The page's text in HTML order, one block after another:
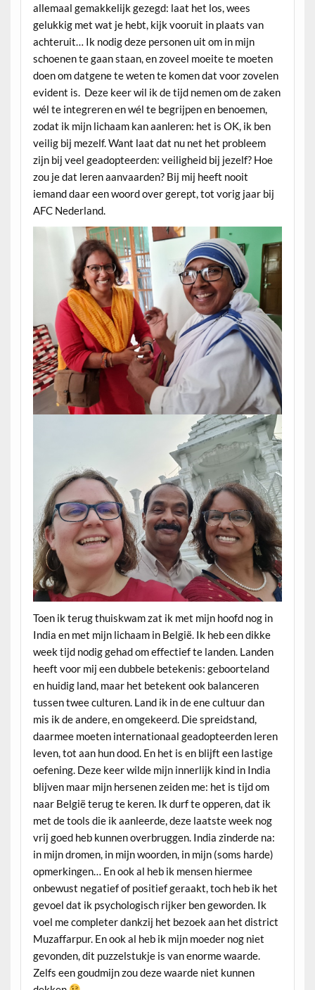
allemaal gemakkelijk gezegd: laat het los, wees
gelukkig met wat je hebt, kijk vooruit in plaats van
achteruit… Ik nodig deze personen uit om in mijn
schoenen te gaan staan, en zoveel moeite te moeten
doen om datgene te weten te komen dat voor zovelen
evident is. Deze keer wil ik de tijd nemen om de zaken
wél te integreren en wél te begrijpen en benoemen,
zodat ik mijn lichaam kan aanleren: het is OK, ik ben
veilig bij mezelf. Want laat dat nu net het probleem
zijn bij veel geadopteerden: veiligheid bij jezelf? Hoe
zou je dat leren aanvaarden? Bij mij heeft nooit
iemand daar een woord over gerept, tot vorig jaar bij
AFC Nederland.
Toen ik terug thuiskwam zat ik met mijn hoofd nog in
India en met mijn lichaam in België. Ik heb een dikke
week tijd nodig gehad om effectief te landen. Landen
heeft voor mij een dubbele betekenis: geboorteland
en huidig land, maar het betekent ook balanceren
tussen twee culturen. Land ik in de ene cultuur dan
mis ik de andere, en omgekeerd. Die spreidstand,
daarmee moeten internationaal geadopteerden leren
leven, tot aan hun dood. En het is en blijft een lastige
oefening. Deze keer wilde mijn innerlijk kind in India
blijven maar mijn hersenen zeiden me: het is tijd om
naar België terug te keren. Ik durf te opperen, dat ik
met de tools die ik aanleerde, deze laatste week nog
vrij goed heb kunnen overbruggen. India zinderde na:
in mijn dromen, in mijn woorden, in mijn (soms harde)
opmerkingen… En ook al heb ik mensen hiermee
onbewust negatief of positief geraakt, toch heb ik het
gevoel dat ik psychologisch rijker ben geworden. Ik
voel me completer dankzij het bezoek aan het district
Muzaffarpur. En ook al heb ik mijn moeder nog niet
gevonden, dit puzzelstukje is van enorme waarde.
Zelfs een goudmijn zou deze waarde niet kunnen